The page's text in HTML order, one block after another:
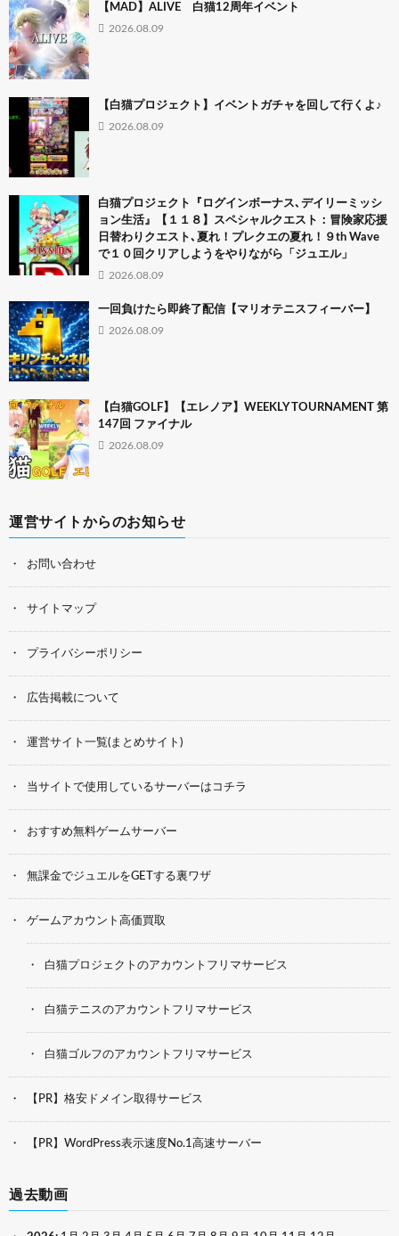
【MAD】ALIVE 白猫12周年イベント
2026.08.09
【白猫プロジェクト】イベントガチャを回して行くよ♪
2026.08.09
白猫プロジェクト『ログインボーナス､デイリーミッシ
ョン生活』【１１８】スペシャルクエスト：冒険家応援
日替わりクエスト､夏れ！プレクエの夏れ！９th Wave
で１０回クリアしようをやりながら「ジュエル」
2026.08.09
一回負けたら即終了配信【マリオテニスフィーバー】
2026.08.09
【白猫GOLF】【エレノア】WEEKLY TOURNAMENT 第
147回 ファイナル
2026.08.09
運営サイトからのお知らせ
お問い合わせ
サイトマップ
プライバシーポリシー
広告掲載について
運営サイト一覧(まとめサイト)
当サイトで使用しているサーバーはコチラ
おすすめ無料ゲームサーバー
無課金でジュエルをGETする裏ワザ
ゲームアカウント高価買取
白猫プロジェクトのアカウントフリマサービス
白猫テニスのアカウントフリマサービス
白猫ゴルフのアカウントフリマサービス
【PR】格安ドメイン取得サービス
【PR】WordPress表示速度No.1高速サーバー
過去動画